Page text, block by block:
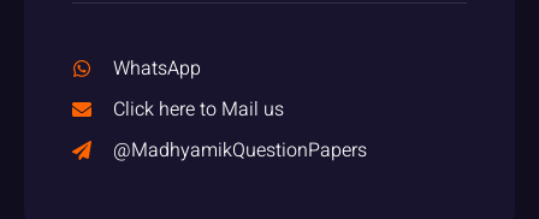
WhatsApp
Click here to Mail us
@MadhyamikQuestionPapers